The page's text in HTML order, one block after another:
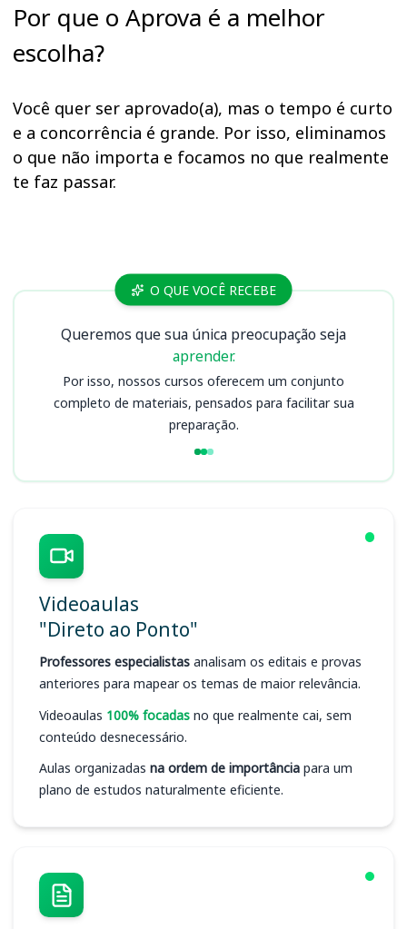
Por que o Aprova é a melhor
escolha?
Você quer ser aprovado(a), mas o tempo é curto
e a concorrência é grande. Por isso, eliminamos
o que não importa e focamos no que realmente
te faz passar.
Cursos FIPASE SPO QUE VOCÊ RECEBE
Queremos que sua única preocupação seja
aprender.
Por isso, nossos cursos oferecem um conjunto
completo de materiais, pensados para facilitar sua
preparação.
Videoaulas
"Direto ao Ponto"
Professores especialistas analisam os editais e provas
anteriores para mapear os temas de maior relevância.
Videoaulas 100% focadas no que realmente cai, sem
conteúdo desnecessário.
Aulas organizadas na ordem de importância para um
plano de estudos naturalmente eficiente.